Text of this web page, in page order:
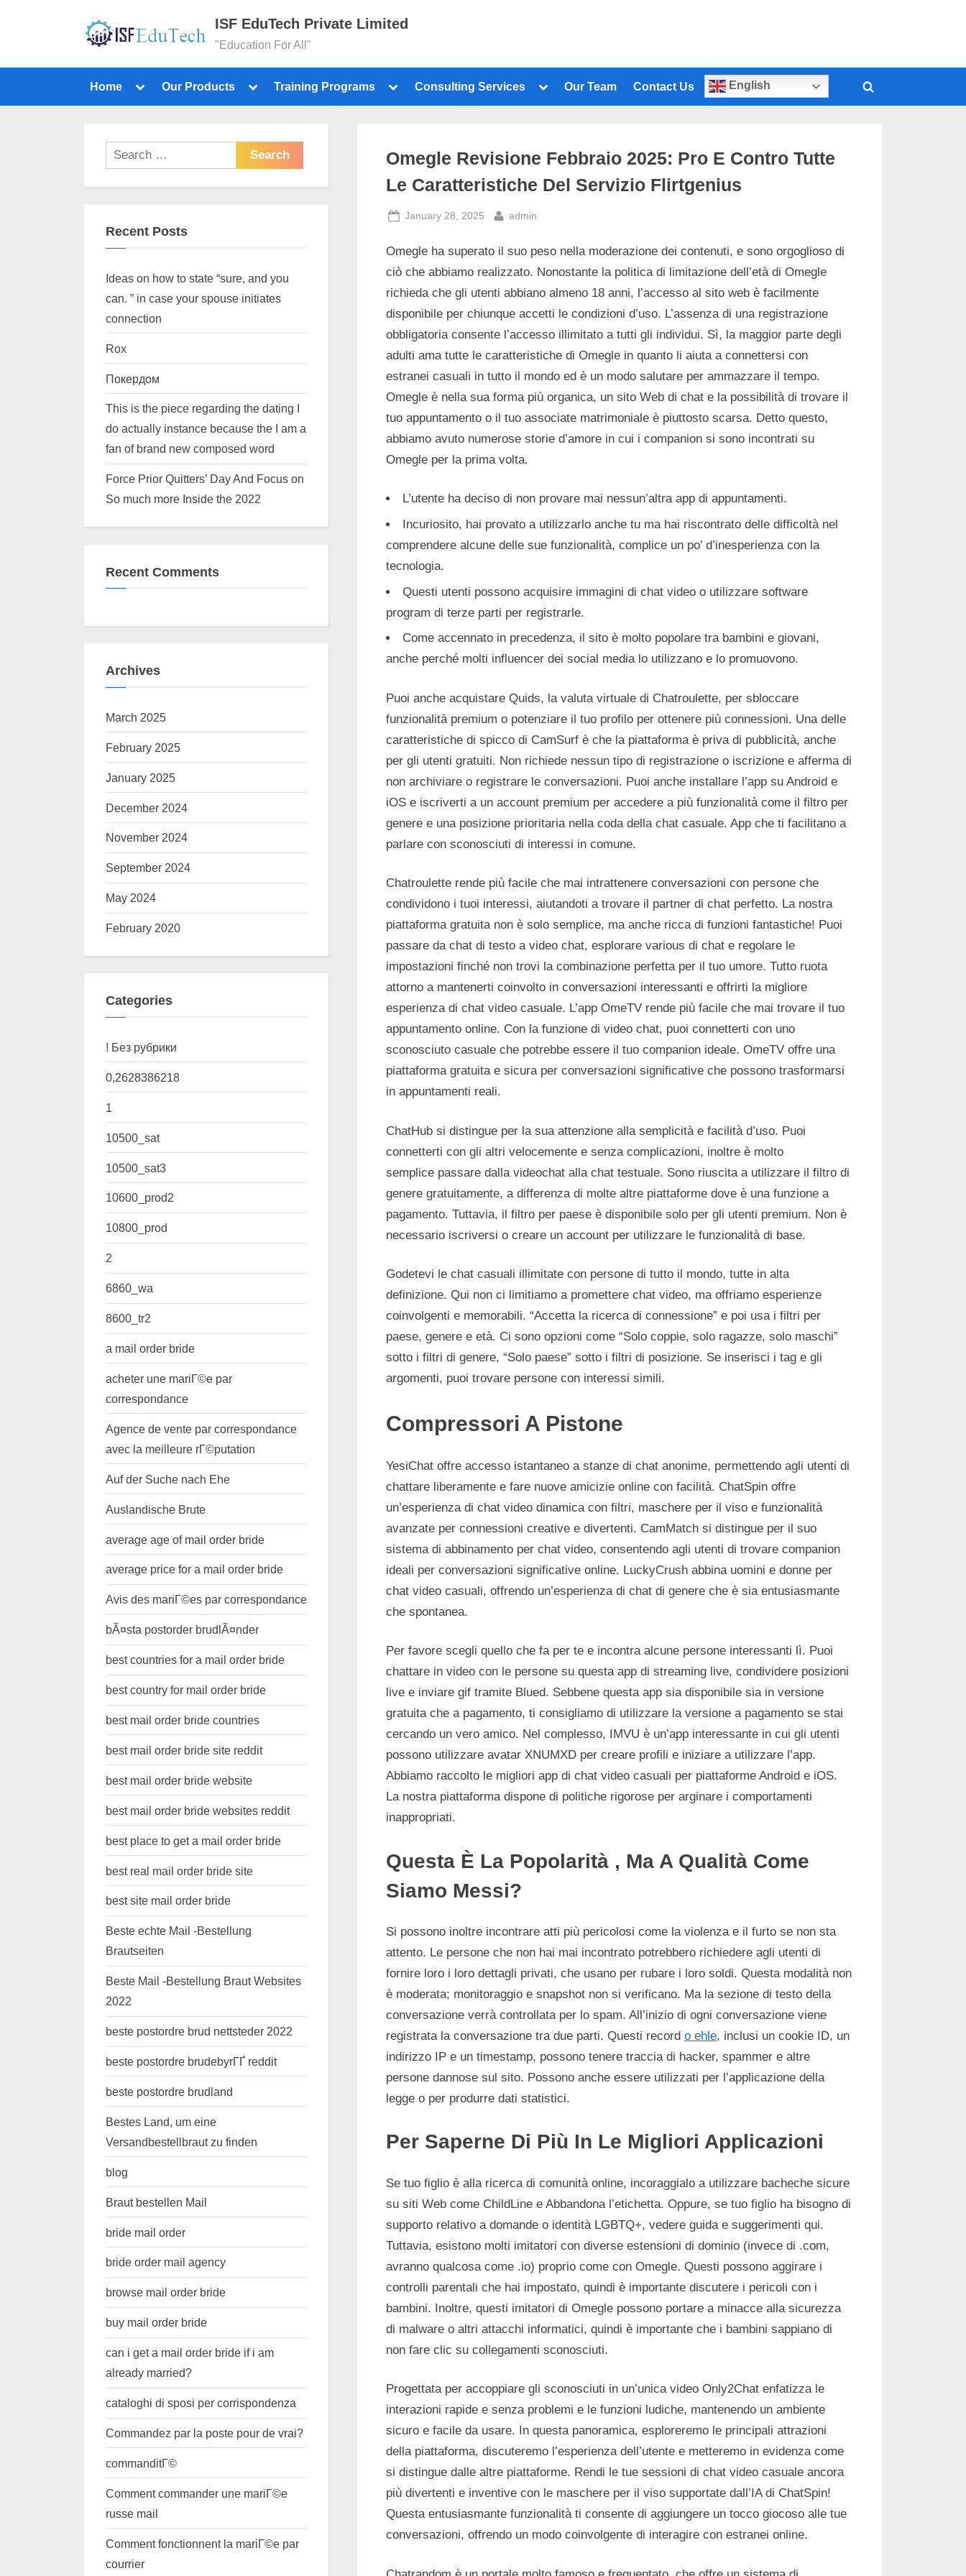
ISF EduTech Private Limited
"Education For All"
Home Our Products Training Programs Consulting Services Our Team Contact Us English
Omegle Revisione Febbraio 2025: Pro E Contro Tutte
Le Caratteristiche Del Servizio Flirtgenius
January 28, 2025 admin
Omegle ha superato il suo peso nella moderazione dei contenuti, e sono orgoglioso di
ciò che abbiamo realizzato. Nonostante la politica di limitazione dell’età di Omegle
richieda che gli utenti abbiano almeno 18 anni, l’accesso al sito web è facilmente
disponibile per chiunque accetti le condizioni d’uso. L’assenza di una registrazione
obbligatoria consente l’accesso illimitato a tutti gli individui. Sì, la maggior parte degli
adulti ama tutte le caratteristiche di Omegle in quanto li aiuta a connettersi con
estranei casuali in tutto il mondo ed è un modo salutare per ammazzare il tempo.
Omegle è nella sua forma più organica, un sito Web di chat e la possibilità di trovare il
tuo appuntamento o il tuo associate matrimoniale è piuttosto scarsa. Detto questo,
abbiamo avuto numerose storie d’amore in cui i companion si sono incontrati su
Omegle per la prima volta.
L’utente ha deciso di non provare mai nessun’altra app di appuntamenti.
Incuriosito, hai provato a utilizzarlo anche tu ma hai riscontrato delle difficoltà nel
comprendere alcune delle sue funzionalità, complice un po’ d’inesperienza con la
tecnologia.
Questi utenti possono acquisire immagini di chat video o utilizzare software
program di terze parti per registrarle.
Come accennato in precedenza, il sito è molto popolare tra bambini e giovani,
anche perché molti influencer dei social media lo utilizzano e lo promuovono.
Puoi anche acquistare Quids, la valuta virtuale di Chatroulette, per sbloccare
funzionalità premium o potenziare il tuo profilo per ottenere più connessioni. Una delle
caratteristiche di spicco di CamSurf è che la piattaforma è priva di pubblicità, anche
per gli utenti gratuiti. Non richiede nessun tipo di registrazione o iscrizione e afferma di
non archiviare o registrare le conversazioni. Puoi anche installare l’app su Android e
iOS e iscriverti a un account premium per accedere a più funzionalità come il filtro per
genere e una posizione prioritaria nella coda della chat casuale. App che ti facilitano a
parlare con sconosciuti di interessi in comune.
Chatroulette rende più facile che mai intrattenere conversazioni con persone che
condividono i tuoi interessi, aiutandoti a trovare il partner di chat perfetto. La nostra
piattaforma gratuita non è solo semplice, ma anche ricca di funzioni fantastiche! Puoi
passare da chat di testo a video chat, esplorare various di chat e regolare le
impostazioni finché non trovi la combinazione perfetta per il tuo umore. Tutto ruota
attorno a mantenerti coinvolto in conversazioni interessanti e offrirti la migliore
esperienza di chat video casuale. L’app OmeTV rende più facile che mai trovare il tuo
appuntamento online. Con la funzione di video chat, puoi connetterti con uno
sconosciuto casuale che potrebbe essere il tuo companion ideale. OmeTV offre una
piattaforma gratuita e sicura per conversazioni significative che possono trasformarsi
in appuntamenti reali.
ChatHub si distingue per la sua attenzione alla semplicità e facilità d’uso. Puoi
connetterti con gli altri velocemente e senza complicazioni, inoltre è molto
semplice passare dalla videochat alla chat testuale. Sono riuscita a utilizzare il filtro di
genere gratuitamente, a differenza di molte altre piattaforme dove è una funzione a
pagamento. Tuttavia, il filtro per paese è disponibile solo per gli utenti premium. Non è
necessario iscriversi o creare un account per utilizzare le funzionalità di base.
Godetevi le chat casuali illimitate con persone di tutto il mondo, tutte in alta
definizione. Qui non ci limitiamo a promettere chat video, ma offriamo esperienze
coinvolgenti e memorabili. “Accetta la ricerca di connessione” e poi usa i filtri per
paese, genere e età. Ci sono opzioni come “Solo coppie, solo ragazze, solo maschi”
sotto i filtri di genere, “Solo paese” sotto i filtri di posizione. Se inserisci i tag e gli
argomenti, puoi trovare persone con interessi simili.
Compressori A Pistone
YesiChat offre accesso istantaneo a stanze di chat anonime, permettendo agli utenti di
chattare liberamente e fare nuove amicizie online con facilità. ChatSpin offre
un’esperienza di chat video dinamica con filtri, maschere per il viso e funzionalità
avanzate per connessioni creative e divertenti. CamMatch si distingue per il suo
sistema di abbinamento per chat video, consentendo agli utenti di trovare companion
ideali per conversazioni significative online. LuckyCrush abbina uomini e donne per
chat video casuali, offrendo un’esperienza di chat di genere che è sia entusiasmante
che spontanea.
Per favore scegli quello che fa per te e incontra alcune persone interessanti lì. Puoi
chattare in video con le persone su questa app di streaming live, condividere posizioni
live e inviare gif tramite Blued. Sebbene questa app sia disponibile sia in versione
gratuita che a pagamento, ti consigliamo di utilizzare la versione a pagamento se stai
cercando un vero amico. Nel complesso, IMVU è un’app interessante in cui gli utenti
possono utilizzare avatar XNUMXD per creare profili e iniziare a utilizzare l’app.
Abbiamo raccolto le migliori app di chat video casuali per piattaforme Android e iOS.
La nostra piattaforma dispone di politiche rigorose per arginare i comportamenti
inappropriati.
Questa È La Popolarità , Ma A Qualità Come
Siamo Messi?
Si possono inoltre incontrare atti più pericolosi come la violenza e il furto se non sta
attento. Le persone che non hai mai incontrato potrebbero richiedere agli utenti di
fornire loro i loro dettagli privati, che usano per rubare i loro soldi. Questa modalità non
è moderata; monitoraggio e snapshot non si verificano. Ma la sezione di testo della
conversazione verrà controllata per lo spam. All’inizio di ogni conversazione viene
registrata la conversazione tra due parti. Questi record o ehle, inclusi un cookie ID, un
indirizzo IP e un timestamp, possono tenere traccia di hacker, spammer e altre
persone dannose sul sito. Possono anche essere utilizzati per l’applicazione della
legge o per produrre dati statistici.
Per Saperne Di Più In Le Migliori Applicazioni
Se tuo figlio è alla ricerca di comunità online, incoraggialo a utilizzare bacheche sicure
su siti Web come ChildLine e Abbandona l’etichetta. Oppure, se tuo figlio ha bisogno di
supporto relativo a domande o identità LGBTQ+, vedere guida e suggerimenti qui.
Tuttavia, esistono molti imitatori con diverse estensioni di dominio (invece di .com,
avranno qualcosa come .io) proprio come con Omegle. Questi possono aggirare i
controlli parentali che hai impostato, quindi è importante discutere i pericoli con i
bambini. Inoltre, questi imitatori di Omegle possono portare a minacce alla sicurezza
di malware o altri attacchi informatici, quindi è importante che i bambini sappiano di
non fare clic su collegamenti sconosciuti.
Progettata per accoppiare gli sconosciuti in un’unica video Only2Chat enfatizza le
interazioni rapide e senza problemi e le funzioni ludiche, mantenendo un ambiente
sicuro e facile da usare. In questa panoramica, esploreremo le principali attrazioni
della piattaforma, discuteremo l’esperienza dell’utente e metteremo in evidenza come
si distingue dalle altre piattaforme. Rendi le tue sessioni di chat video casuale ancora
più divertenti e inventive con le maschere per il viso supportate dall’IA di ChatSpin!
Questa entusiasmante funzionalità ti consente di aggiungere un tocco giocoso alle tue
conversazioni, offrendo un modo coinvolgente di interagire con estranei online.
Recent Posts
Ideas on how to state “sure, and you
can. ” in case your spouse initiates
connection
Rox
Покердом
This is the piece regarding the dating I
do actually instance because the I am a
fan of brand new composed word
Force Prior Quitters’ Day And Focus on
So much more Inside the 2022
Recent Comments
Archives
March 2025
February 2025
January 2025
December 2024
November 2024
September 2024
May 2024
February 2020
Categories
! Без рубрики
0,2628386218
1
10500_sat
10500_sat3
10600_prod2
10800_prod
2
6860_wa
8600_tr2
a mail order bride
acheter une mariГ©e par
correspondance
Agence de vente par correspondance
avec la meilleure rГ©putation
Auf der Suche nach Ehe
Auslandische Brute
average age of mail order bride
average price for a mail order bride
Avis des mariГ©es par correspondance
bÃ¤sta postorder brudlÃ¤nder
best countries for a mail order bride
best country for mail order bride
best mail order bride countries
best mail order bride site reddit
best mail order bride website
best mail order bride websites reddit
best place to get a mail order bride
best real mail order bride site
best site mail order bride
Beste echte Mail -Bestellung
Brautseiten
Beste Mail -Bestellung Braut Websites
2022
beste postordre brud nettsteder 2022
beste postordre brudebyrГҐ reddit
beste postordre brudland
Bestes Land, um eine
Versandbestellbraut zu finden
blog
Braut bestellen Mail
bride mail order
bride order mail agency
browse mail order bride
buy mail order bride
can i get a mail order bride if i am
already married?
cataloghi di sposi per corrispondenza
Commandez par la poste pour de vrai?
commanditГ©
Comment commander une mariГ©e
russe mail
Comment fonctionnent la mariГ©e par
courrier